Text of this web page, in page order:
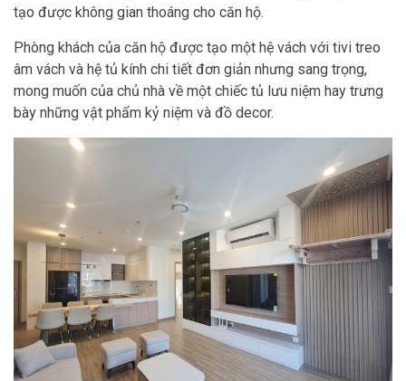
tạo được không gian thoáng cho căn hộ.
Phòng khách của căn hộ được tạo một hệ vách với tivi treo
âm vách và hệ tủ kính chi tiết đơn giản nhưng sang trọng,
mong muốn của chủ nhà về một chiếc tủ lưu niệm hay trưng
bày những vật phẩm kỷ niệm và đồ decor.